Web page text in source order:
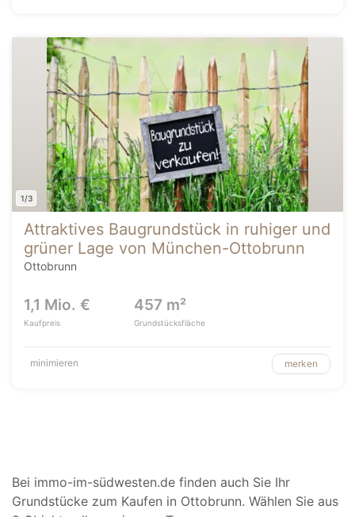
1/3
Attraktives Baugrundstück in ruhiger und
grüner Lage von München-Ottobrunn
Ottobrunn
1,1 Mio. €
Kaufpreis
457 m²
Grundstücksfläche
minimieren merken
Bei immo-im-südwesten.de finden auch Sie Ihr
Grundstücke zum Kaufen in Ottobrunn. Wählen Sie aus